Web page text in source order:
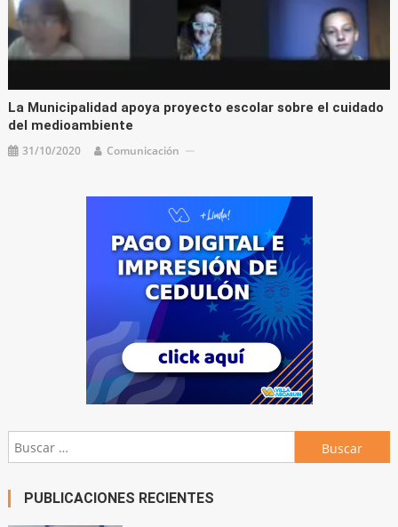
La Municipalidad apoya proyecto escolar sobre el cuidado
del medioambiente
31/10/2020 Comunicación
Buscar:
PUBLICACIONES RECIENTES